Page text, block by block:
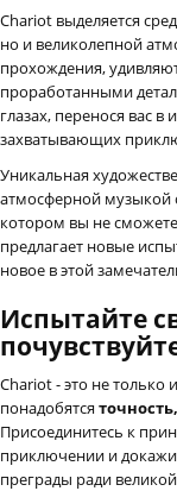
Chariot выделяется
но и великолепной
прохождения,
проработанными
глазах, перенося вас
захватывающих
Уникальная
атмосферной
котором вы не
предлагает новые
новое в этой
Испытайте
Chariot - это не
понадобятся
Присоединитесь к
приключении и
преграды ради